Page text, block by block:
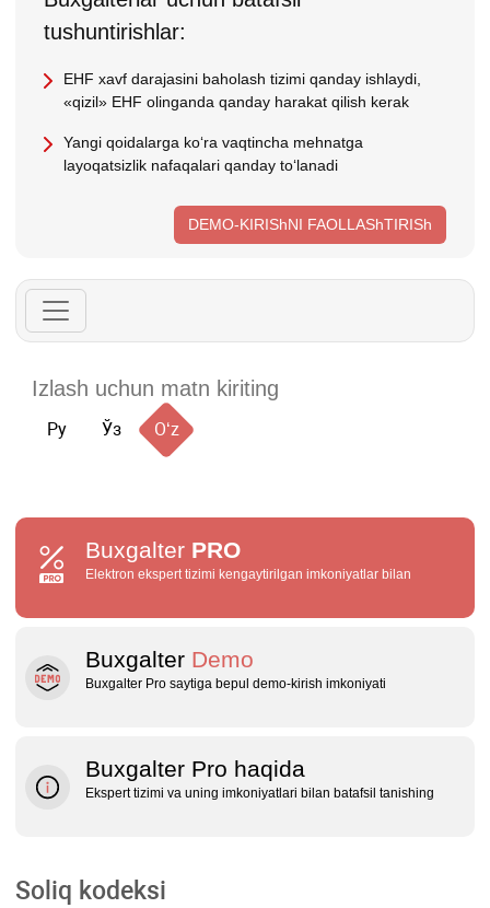
tushuntirishlar:
EHF хavf darajasini baholash tizimi qanday ishlaydi,
«qizil» EHF olinganda qanday harakat qilish kerak
Yangi qoidalarga koʻra vaqtincha mehnatga
layoqatsizlik nafaqalari qanday toʻlanadi
DEMO-KIRIShNI FAOLLAShTIRISh
Ру Ўз Oʻz
Buxgalter PRO
Elektron ekspert tizimi kengaytirilgan imkoniyatlar bilan
Buxgalter Demo
Buxgalter Pro saytiga bepul demo‑kirish imkoniyati
Buxgalter Pro haqida
Ekspert tizimi va uning imkoniyatlari bilan batafsil tanishing
Soliq kodeksi